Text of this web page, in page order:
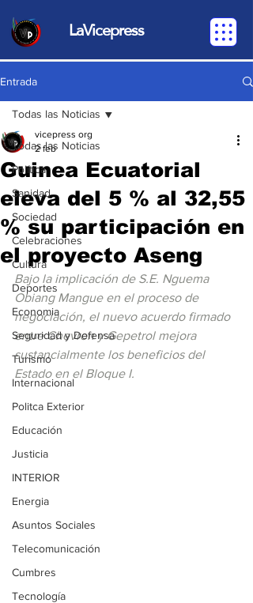
LaVicepress
Entrada
Todas las Noticias
Política
Sanidad
Sociedad
Celebraciones
Cultura
Deportes
Economia
Seguridad y Defensa
Turismo
Internacional
Politca Exterior
Educación
Justicia
INTERIOR
Energia
Asuntos Sociales
Telecomunicación
Cumbres
Tecnología
Todas las Noticias
Guinea Ecuatorial
eleva del 5 % al 32,55
% su participación en
el proyecto Aseng
vicepress org
2 feb
Bajo la implicación de S.E. Nguema
Obiang Mangue en el proceso de
negociación, el nuevo acuerdo firmado
entre Chevron y Gepetrol mejora
sustancialmente los beneficios del
Estado en el Bloque I.